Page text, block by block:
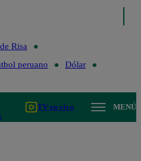
Risa
peruano
Dólar
TV en vivo MENÚ